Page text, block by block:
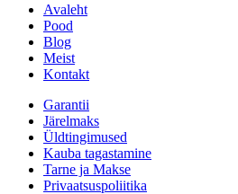
Avaleht
Pood
Blog
Meist
Kontakt
Garantii
Järelmaks
Üldtingimused
Kauba tagastamine
Tarne ja Makse
Privaatsuspoliitika